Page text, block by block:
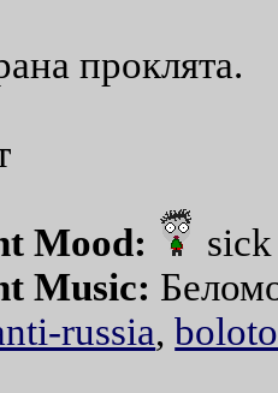
проклята.
Mood:
sick
Music:
russia,boloto